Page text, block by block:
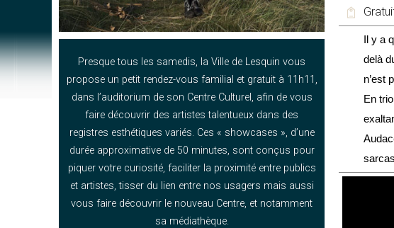
Presque tous les samedis, la Ville de Lesquin vous
propose un petit rendez-vous familial et gratuit à 11h11,
dans l’auditorium de son Centre Culturel, afin de vous
faire découvrir des artistes talentueux dans des
registres esthétiques variés. Ces « showcases », d’une
durée approximative de 50 minutes, sont conçus pour
piquer votre curiosité, faciliter la proximité entre publics
et artistes, tisser du lien entre nos usagers mais aussi
vous faire découvrir le nouveau Centre, et notamment
sa médiathèque.
Il y a
delà
n’est
En